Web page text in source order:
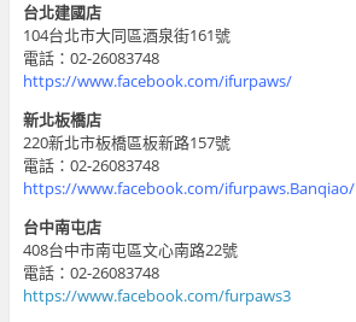
台北建國店
104台北市大同區酒泉街161號
電話：02-26083748
https://www.facebook.com/ifurpaws/
新北板橋店
220新北市板橋區板新路157號
電話：02-26083748
https://www.facebook.com/ifurpaws.Banqiao/
台中南屯店
408台中市南屯區文心南路22號
電話：02-26083748
https://www.facebook.com/furpaws3